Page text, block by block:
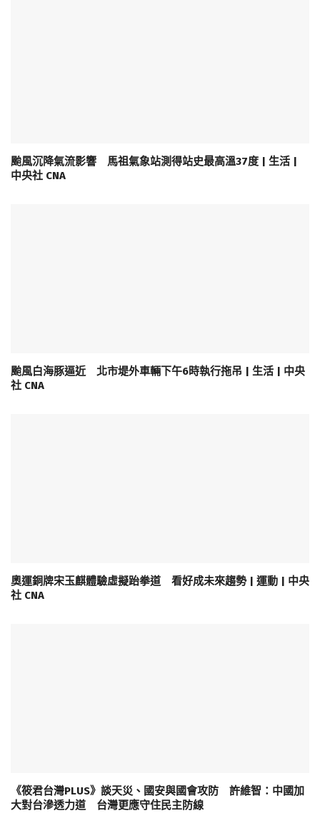
颱風沉降氣流影響 馬祖氣象站測得站史最高溫37度 | 生活 |
中央社 CNA
颱風白海豚逼近 北市堤外車輛下午6時執行拖吊 | 生活 | 中央
社 CNA
奧運銅牌宋玉麒體驗虛擬跆拳道 看好成未來趨勢 | 運動 | 中央
社 CNA
《筱君台灣PLUS》談天災、國安與國會攻防 許維智：中國加
大對台滲透力道 台灣更應守住民主防線